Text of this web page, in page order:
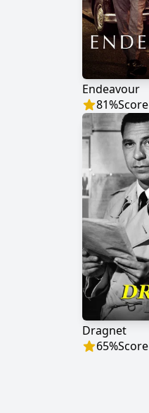
Endeavour
81%Score
Dragnet
65%Score